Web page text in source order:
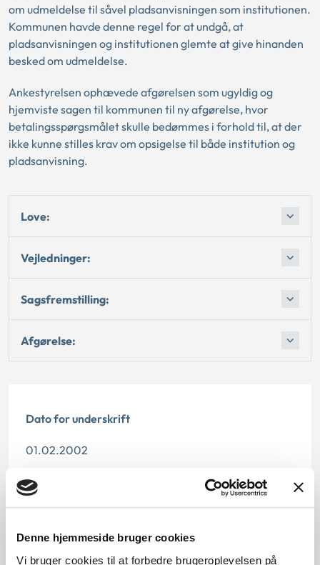
Denne hjemmeside bruger cookies
Vi bruger cookies til at forbedre brugeroplevelsen på
om udmeldelse til såvel pladsanvisningen som institutionen.
Kommunen havde denne regel for at undgå, at
pladsanvisningen og institutionen glemte at give hinanden
besked om udmeldelse.
Ankestyrelsen ophævede afgørelsen som ugyldig og
hjemviste sagen til kommunen til ny afgørelse, hvor
betalingsspørgsmålet skulle bedømmes i forhold til, at der
ikke kunne stilles krav om opsigelse til både institution og
pladsanvisning.
Love:
Vejledninger:
Sagsfremstilling:
Afgørelse:
Dato for underskrift
01.02.2002
Offentliggørelsesdato
Paragraf